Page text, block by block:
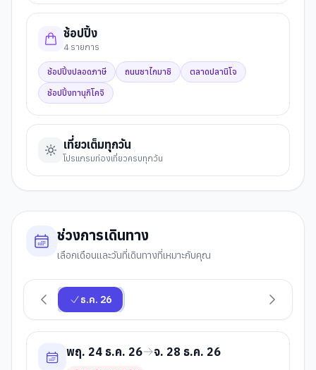
ช้อปปิ้ง
4 รายการ
ช้อปปิ้งปลอดภาษี ถนนซาไกมาชิ
ตลาดปลานิโจ
ช้อปปิ้งทานุกิโคจิ
เที่ยวเต็มทุกวัน
โปรแกรมท่องเที่ยวครบทุกวัน
ช่วงการเดินทาง
เลือกเดือนและวันที่เดินทางที่เหมาะกับคุณ
ธ.ค. 26
พฤ. 24 ธ.ค. 26 จ. 28 ธ.ค. 26